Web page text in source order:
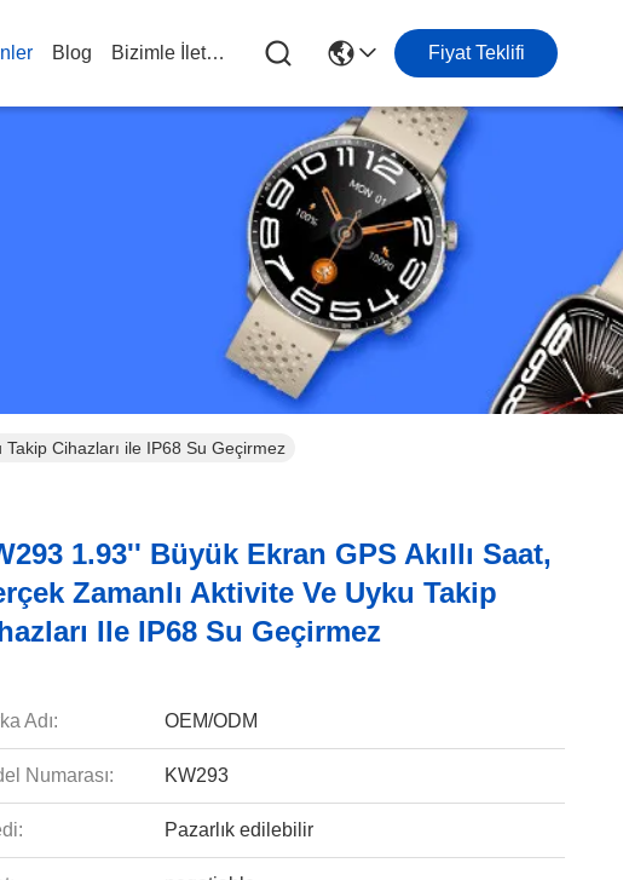
Blog Bizimle İletişim Fiyat Teklifi
Cihazları ile IP68 Su Geçirmez
1.93'' Büyük Ekran GPS Akıllı Saat,
Zamanlı Aktivite Ve Uyku Takip
Ile IP68 Su Geçirmez
Adı: OEM/ODM
Numarası: KW293
Pazarlık edilebilir